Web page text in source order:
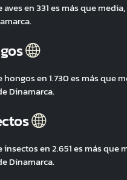
aves en 331 es más que
hongos en 1.730 es más
Dinamarca.
insectos en 2.651 es más
Dinamarca.